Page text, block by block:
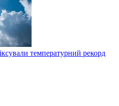
температурний рекорд